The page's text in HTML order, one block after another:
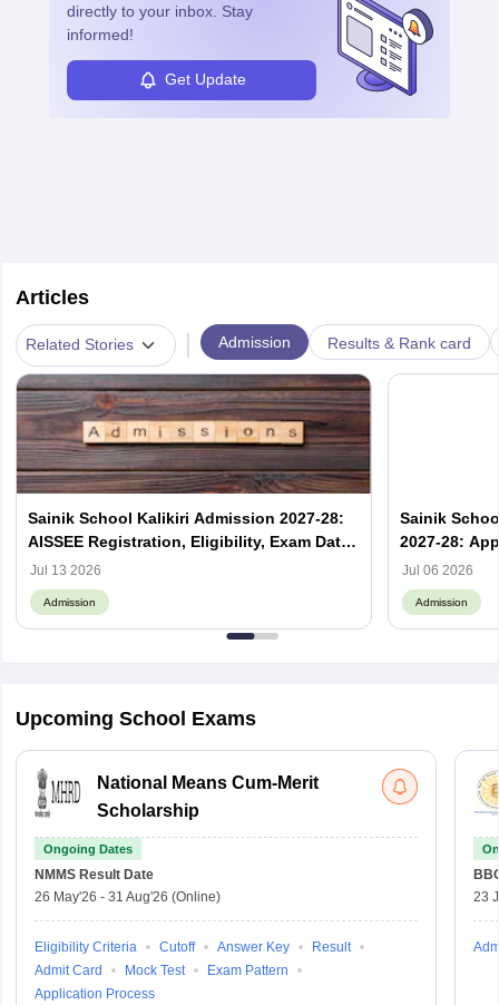
directly to your inbox. Stay
informed!
Get Update
Articles
Related Stories | Admission Results & Rank card
Sainik School Kalikiri Admission 2027-28:
AISSEE Registration, Eligibility, Exam Date
& Result
Jul 13 2026
Admission
Sainik
2027-28:
Jul 06 2026
Admission
Upcoming School Exams
National Means Cum-Merit
Scholarship
Ongoing Dates
NMMS Result Date
26 May'26 - 31 Aug'26 (Online)
Eligibility Criteria Cutoff Answer Key
Result
Admit Card
Mock Test
Exam Pattern
Application Process
23